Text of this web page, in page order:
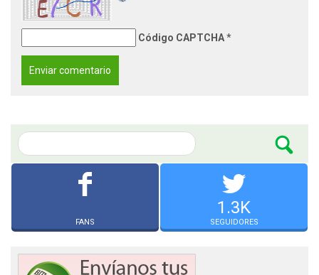
Código CAPTCHA*
FANS
1.3K
SEGUIDORES